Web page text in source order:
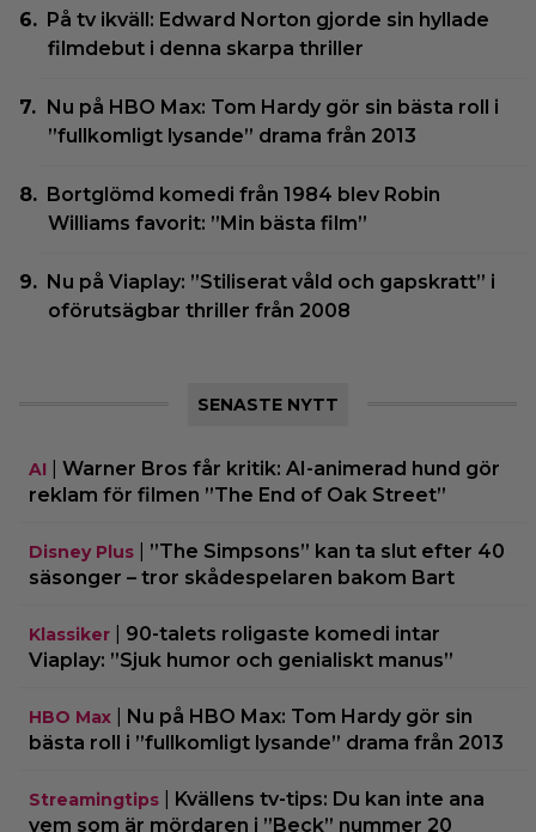
På tv ikväll: Edward Norton gjorde sin hyllade
filmdebut i denna skarpa thriller
Nu på HBO Max: Tom Hardy gör sin bästa roll i
”fullkomligt lysande” drama från 2013
Bortglömd komedi från 1984 blev Robin
Williams favorit: ”Min bästa film”
Nu på Viaplay: ”Stiliserat våld och gapskratt” i
oförutsägbar thriller från 2008
SENASTE NYTT
AI
Warner Bros får kritik: AI-animerad hund gör
reklam för filmen ”The End of Oak Street”
Disney Plus
”The Simpsons” kan ta slut efter 40
säsonger – tror skådespelaren bakom Bart
Klassiker
90-talets roligaste komedi intar
Viaplay: ”Sjuk humor och genialiskt manus”
HBO Max
Nu på HBO Max: Tom Hardy gör sin
bästa roll i ”fullkomligt lysande” drama från 2013
Streamingtips
Kvällens tv-tips: Du kan inte ana
vem som är mördaren i ”Beck” nummer 20